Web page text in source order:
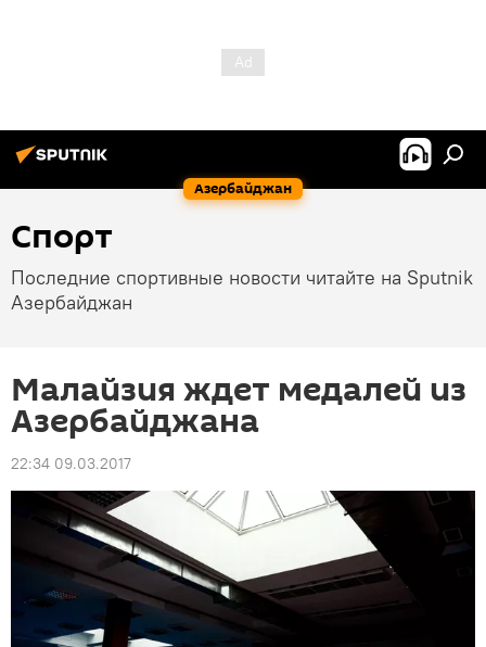
Азербайджан
Спорт
Последние спортивные новости читайте на Sputnik
Азербайджан
Малайзия ждет медалей из
Азербайджана
22:34 09.03.2017